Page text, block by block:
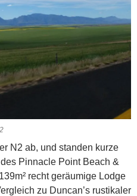
N2 ab, und standen kurze
Pinnacle Point Beach &
recht geräumige Lodge
zu Duncan’s rustikaler